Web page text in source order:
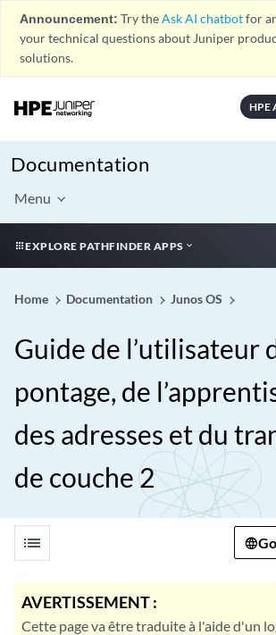
Announcement: Try theAsk AI chatbotfor
your technical questions about Juniper
solutions.
HPE
Documentation
Menu
EXPLORE PATHFINDER APPS
Home Documentation Junos OS
Guide de l’utilisateur
pontage, de
des adresses et du
de couche 2
list
AVERTISSEMENT :
Cette page va être traduite à l'aide d'un